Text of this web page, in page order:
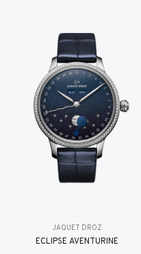
JAQUET DROZ
ÉCLIPSE AVENTURINE